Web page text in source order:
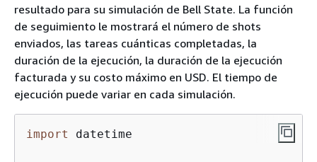
resultado para su simulación de Bell State. La función
de seguimiento le mostrará el número de shots
enviados, las tareas cuánticas completadas, la
duración de la ejecución, la duración de la ejecución
facturada y su costo máximo en USD. El tiempo de
ejecución puede variar en cada simulación.
import datetime